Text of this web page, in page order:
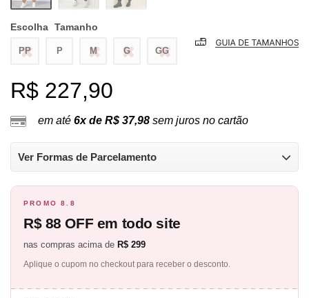
Escolha Tamanho
PP P M G GG
R$ 227,90
em até 6x de R$ 37,98 sem juros no cartão
Ver Formas de Parcelamento
PROMO 8.8
R$ 88 OFF em todo site
nas compras acima de R$ 299
Aplique o cupom no checkout para receber o desconto.